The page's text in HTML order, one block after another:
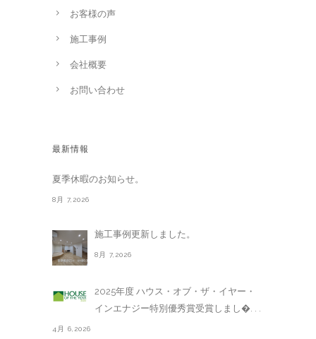
お客様の声
施工事例
会社概要
お問い合わせ
最新情報
夏季休暇のお知らせ。
8月 7,2026
施工事例更新しました。
8月 7,2026
2025年度 ハウス・オブ・ザ・イヤー・
インエナジー特別優秀賞受賞しまし�. . .
4月 6,2026